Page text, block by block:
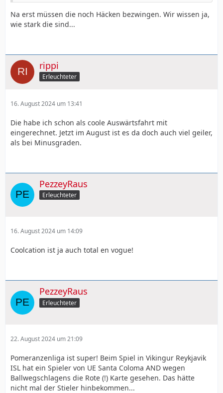
Na erst müssen die noch Häcken bezwingen. Wir wissen ja,
wie stark die sind...
rippi
Erleuchteter
16. August 2024 um 13:41
Die habe ich schon als coole Auswärtsfahrt mit
eingerechnet. Jetzt im August ist es da doch auch viel geiler,
als bei Minusgraden.
PezzeyRaus
Erleuchteter
16. August 2024 um 14:09
Coolcation ist ja auch total en vogue!
PezzeyRaus
Erleuchteter
22. August 2024 um 21:09
Pomeranzenliga ist super! Beim Spiel in Vikingur Reykjavik
ISL hat ein Spieler von UE Santa Coloma AND wegen
Ballwegschlagens die Rote (!) Karte gesehen. Das hätte
nicht mal der Stieler hinbekommen...